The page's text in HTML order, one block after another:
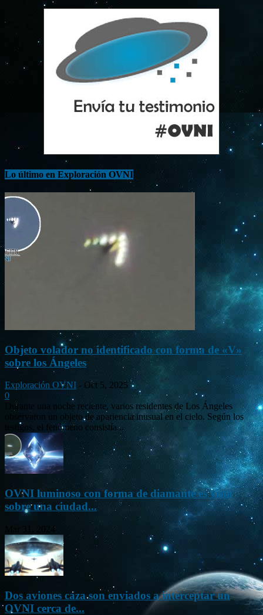
Lo último en Exploración OVNI
Objeto volador no identificado con forma de «V»
sobre los Ángeles
Exploración OVNI - Oct 5, 2025
0
Durante una noche reciente, varios residentes de Los Ángeles
observaron un objeto de apariencia inusual en el cielo. Según los
testigos, el fenómeno consistía...
OVNI luminoso con forma de diamante es visto
sobre una ciudad...
Mar 31, 2024
Dos aviones caza son enviados a interceptar un
OVNI cerca de...